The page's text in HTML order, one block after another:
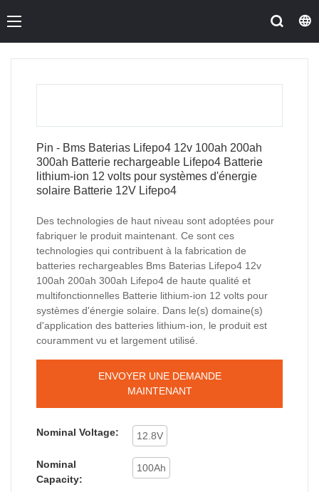
Pin - Bms Baterias Lifepo4 12v 100ah 200ah
300ah Batterie rechargeable Lifepo4 Batterie
lithium-ion 12 volts pour systèmes d'énergie
solaire Batterie 12V Lifepo4
Des technologies de haut niveau sont adoptées pour
fabriquer le produit maintenant. Ce sont ces
technologies qui contribuent à la fabrication de
batteries rechargeables Bms Baterias Lifepo4 12v
100ah 200ah 300ah Lifepo4 de haute qualité et
multifonctionnelles Batterie lithium-ion 12 volts pour
systèmes d'énergie solaire. Dans le(s) domaine(s)
d'application des batteries lithium-ion, le produit est
couramment vu et largement utilisé.
ENVOYER UNE DEMANDE
MAINTENANT
Nominal Voltage: 12.8V
Nominal
Capacity:
100Ah